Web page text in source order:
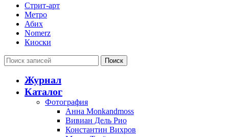
Стрит-арт
Метро
Абих
Nomerz
Киоски
Поиск
Журнал
Каталог
Фотография
Анна Monkandmoss
Вивиан Дель Рио
Константин Вихров